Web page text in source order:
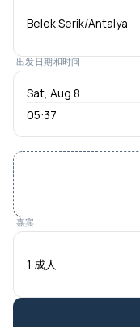
出发日期和时间
05:37
嘉宾
1 成人